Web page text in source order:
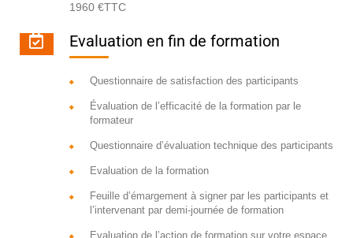
1960 €TTC
Evaluation en fin de formation
Questionnaire de satisfaction des participants
Évaluation de l’efficacité de la formation par le
formateur
Questionnaire d’évaluation technique des participants
Evaluation de la formation
Feuille d’émargement à signer par les participants et
l’intervenant par demi-journée de formation
Evaluation de l’action de formation sur votre espace